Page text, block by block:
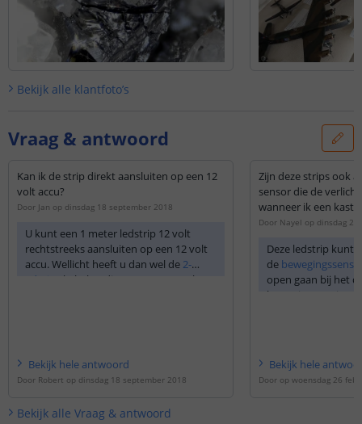
Bekijk alle klantfoto’s
Vraag & antwoord
Kan ik de strip direkt aansluiten op een 12
volt accu?
Door Jan op dinsdag 18 september 2018
U kunt een 1 meter ledstrip 12 volt
rechtstreeks aansluiten op een 12 volt
accu. Wellicht heeft u dan wel de 2-
aderige
kabel nodig van uw accu (plus
Bekijk hele antwoord
Door Robert op dinsdag 18 september 2018
Zijn deze strips ook
sensor die de
wanneer ik een kast
Door Nayel op dinsdag
Deze ledstrip kunt
de
open gaan bij het
beweging en
Bekijk hele
Door op woensdag 26
Bekijk alle Vraag & antwoord